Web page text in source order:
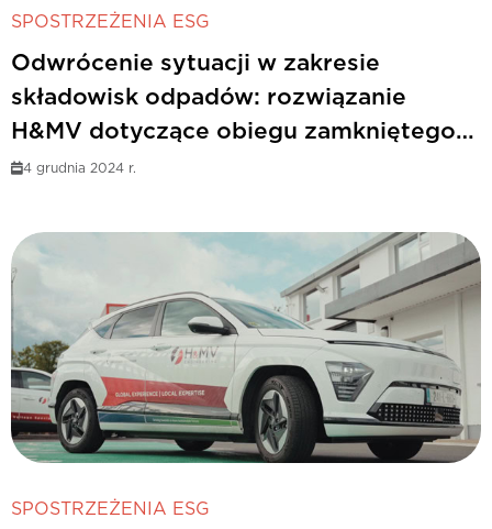
SPOSTRZEŻENIA ESG
Odwrócenie sytuacji w zakresie
składowisk odpadów: rozwiązanie
H&MV dotyczące obiegu zamkniętego
odpadów drzewnych
4 grudnia 2024 r.
SPOSTRZEŻENIA ESG